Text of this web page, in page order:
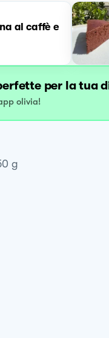
al caffè e
per la tua
olivia!
g